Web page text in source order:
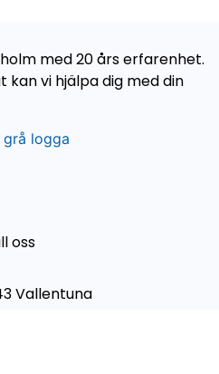
med 20 års erfarenhet.
vi hjälpa dig med din
oss
Vallentuna